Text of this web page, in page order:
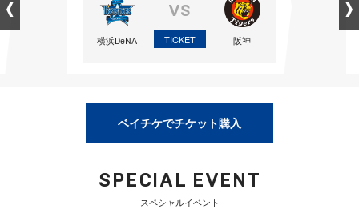
VS
横浜DeNA TICKET 阪神
ベイチケでチケット購入
SPECIAL EVENT
スペシャルイベント